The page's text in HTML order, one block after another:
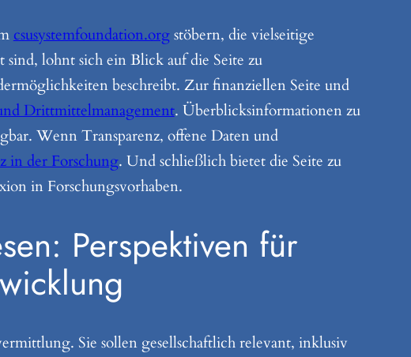
csusystemfoundation.orgstöbern, die vielseitige
lohnt sich ein Blick auf die Seite zu
beschreibt. Zur finanziellen Seite und
Drittmittelmanagement. Überblicksinformationen zu
Wenn Transparenz, offene Daten und
in der Forschung. Und schließlich bietet die Seite zu
in Forschungsvorhaben.
Perspektiven für
Sie sollen gesellschaftlich relevant, inklusiv